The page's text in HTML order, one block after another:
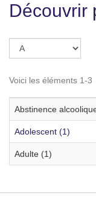
Découvrir
Voici les éléments 1-3
Abstinence
Adolescent (1)
Adulte (1)